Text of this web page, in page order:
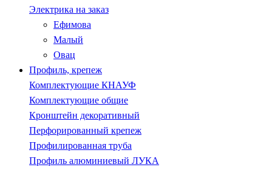
Электрика на заказ
Ефимова
Малый
Овац
Профиль, крепеж
Комплектующие КНАУФ
Комплектующие общие
Кронштейн декоративный
Перфорированный крепеж
Профилированная труба
Профиль алюминиевый ЛУКА